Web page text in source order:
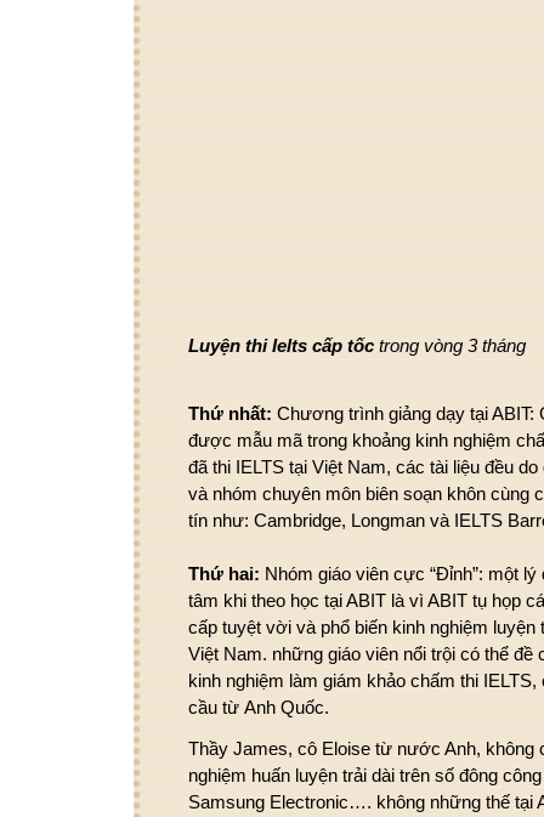
Luyện thi Ielts cấp tốc trong vòng 3 tháng
Thứ nhất: Chương trình giảng dạy tại ABIT:
được mẫu mã trong khoảng kinh nghiệm
đã thi IELTS tại Việt Nam, các tài liệu đều
và nhóm chuyên môn biên soạn khôn cùng
tín như: Cambridge, Longman và IELTS
Thứ hai: Nhóm giáo viên cực “Đỉnh”: một lý
tâm khi theo học tại ABIT là vì ABIT tụ họp
cấp tuyệt vời và phổ biến kinh nghiệm luyện
Việt Nam. những giáo viên nổi trội có thể đề
kinh nghiệm làm giám khảo chấm thi IELTS,
cầu từ Anh Quốc.
Thầy James, cô Eloise từ nước Anh, không
nghiệm huấn luyện trải dài trên số đông
Samsung Electronic…. không những thế tại